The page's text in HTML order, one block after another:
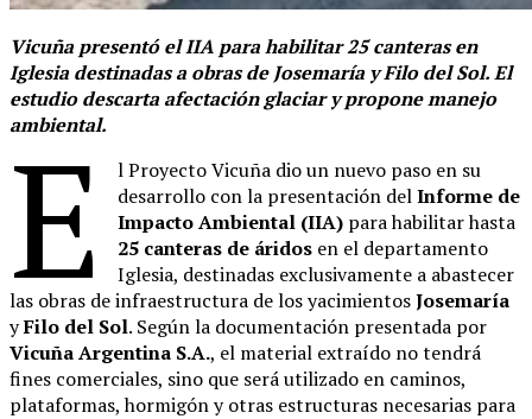
Vicuña presentó el IIA para habilitar 25 canteras en
Iglesia destinadas a obras de Josemaría y Filo del Sol. El
estudio descarta afectación glaciar y propone manejo
ambiental.
E
l Proyecto Vicuña dio un nuevo paso en su
desarrollo con la presentación delInforme de
Impacto Ambiental (IIA) para habilitar hasta
25 canteras de áridos en el departamento
Iglesia, destinadas exclusivamente a abastecer
las obras de infraestructura de los yacimientosJosemaría
yFilo del Sol. Según la documentación presentada por
Vicuña Argentina S.A., el material extraído no tendrá
fines comerciales, sino que será utilizado en caminos,
plataformas, hormigón y otras estructuras necesarias para